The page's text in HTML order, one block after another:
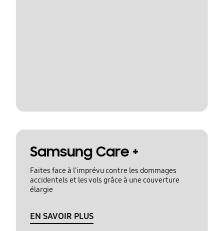
Samsung Care +
Faites face à l’imprévu contre les dommages
accidentels et les vols grâce à une couverture
élargie
EN SAVOIR PLUS